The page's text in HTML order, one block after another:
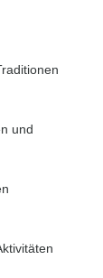
und